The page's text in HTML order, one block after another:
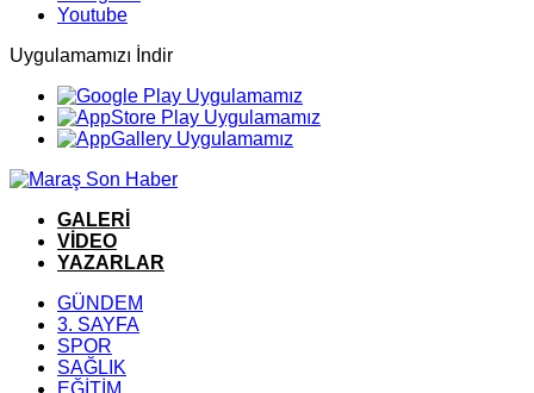
Youtube
Uygulamamızı İndir
GALERİ
VİDEO
YAZARLAR
GÜNDEM
3. SAYFA
SPOR
SAĞLIK
EĞİTİM